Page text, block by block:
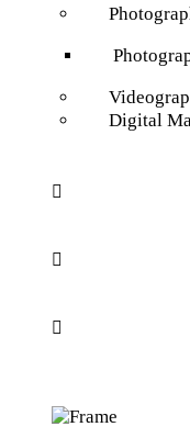
Digital